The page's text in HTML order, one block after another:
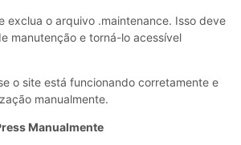
exclua o arquivo .maintenance. Isso deve
manutenção e torná-lo acessível
o site está funcionando corretamente e
manualmente.
Manualmente